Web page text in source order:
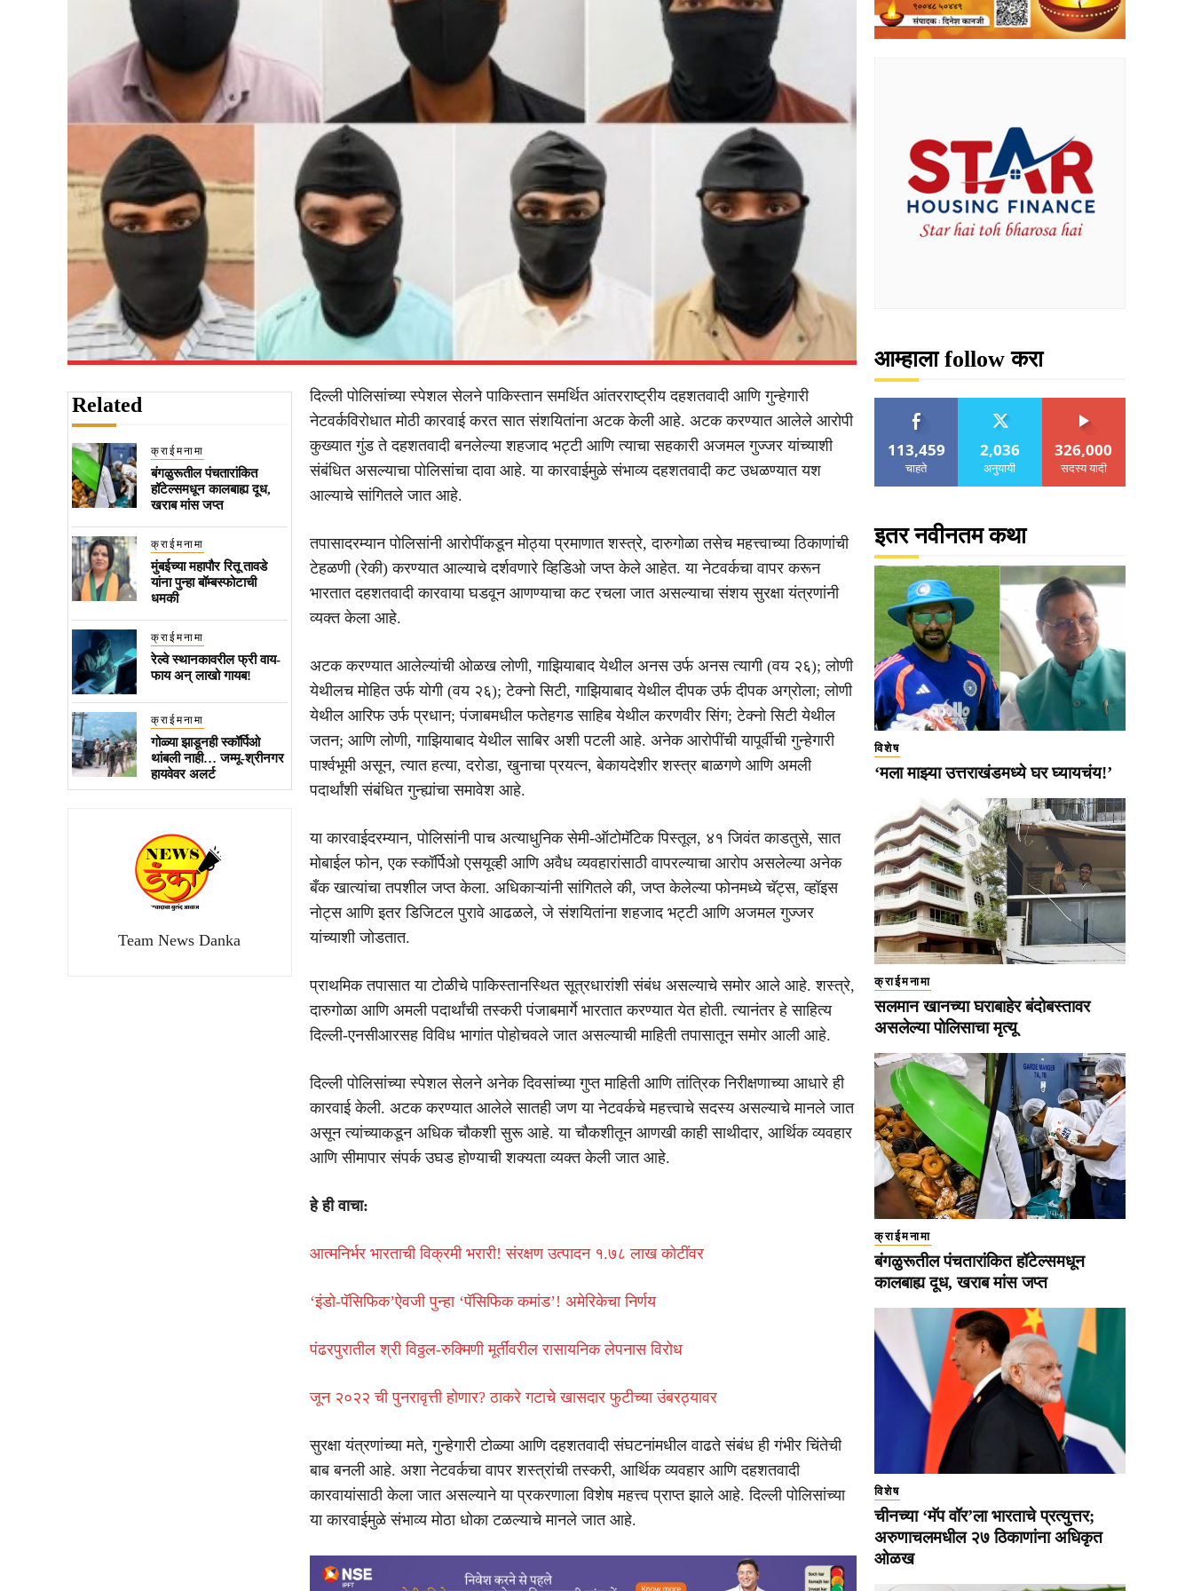
Related
क्राईमनामा
बंगळुरूतील पंचतारांकित
हॉटेल्समधून कालबाह्य दूध,
खराब मांस जप्त
क्राईमनामा
मुंबईच्या महापौर रितू तावडे
यांना पुन्हा बॉम्बस्फोटाची
धमकी
क्राईमनामा
रेल्वे स्थानकावरील फ्री वाय-
फाय अन् लाखो गायब!
क्राईमनामा
गोळ्या झाडूनही स्कॉर्पिओ
थांबली नाही… जम्मू-श्रीनगर
हायवेवर अलर्ट
Team News Danka
दिल्ली पोलिसांच्या स्पेशल सेलने पाकिस्तान समर्थित आंतरराष्ट्रीय दहशतवादी आणि गुन्हेगारी
नेटवर्कविरोधात मोठी कारवाई करत सात संशयितांना अटक केली आहे. अटक करण्यात आलेले आरोपी
कुख्यात गुंड ते दहशतवादी बनलेल्या शहजाद भट्टी आणि त्याचा सहकारी अजमल गुज्जर यांच्याशी
संबंधित असल्याचा पोलिसांचा दावा आहे. या कारवाईमुळे संभाव्य दहशतवादी कट उधळण्यात यश
आल्याचे सांगितले जात आहे.
तपासादरम्यान पोलिसांनी आरोपींकडून मोठ्या प्रमाणात शस्त्रे, दारुगोळा तसेच महत्त्वाच्या ठिकाणांची
टेहळणी (रेकी) करण्यात आल्याचे दर्शवणारे व्हिडिओ जप्त केले आहेत. या नेटवर्कचा वापर करून
भारतात दहशतवादी कारवाया घडवून आणण्याचा कट रचला जात असल्याचा संशय सुरक्षा यंत्रणांनी
व्यक्त केला आहे.
अटक करण्यात आलेल्यांची ओळख लोणी, गाझियाबाद येथील अनस उर्फ अनस त्यागी (वय २६); लोणी
येथीलच मोहित उर्फ योगी (वय २६); टेक्नो सिटी, गाझियाबाद येथील दीपक उर्फ दीपक अग्रोला; लोणी
येथील आरिफ उर्फ प्रधान; पंजाबमधील फतेहगड साहिब येथील करणवीर सिंग; टेक्नो सिटी येथील
जतन; आणि लोणी, गाझियाबाद येथील साबिर अशी पटली आहे. अनेक आरोपींची यापूर्वीची गुन्हेगारी
पार्श्वभूमी असून, त्यात हत्या, दरोडा, खुनाचा प्रयत्न, बेकायदेशीर शस्त्र बाळगणे आणि अमली
पदार्थांशी संबंधित गुन्ह्यांचा समावेश आहे.
या कारवाईदरम्यान, पोलिसांनी पाच अत्याधुनिक सेमी-ऑटोमॅटिक पिस्तूल, ४१ जिवंत काडतुसे, सात
मोबाईल फोन, एक स्कॉर्पिओ एसयूव्ही आणि अवैध व्यवहारांसाठी वापरल्याचा आरोप असलेल्या अनेक
बँक खात्यांचा तपशील जप्त केला. अधिकाऱ्यांनी सांगितले की, जप्त केलेल्या फोनमध्ये चॅट्स, व्हॉइस
नोट्स आणि इतर डिजिटल पुरावे आढळले, जे संशयितांना शहजाद भट्टी आणि अजमल गुज्जर
यांच्याशी जोडतात.
प्राथमिक तपासात या टोळीचे पाकिस्तानस्थित सूत्रधारांशी संबंध असल्याचे समोर आले आहे. शस्त्रे,
दारुगोळा आणि अमली पदार्थांची तस्करी पंजाबमार्गे भारतात करण्यात येत होती. त्यानंतर हे साहित्य
दिल्ली-एनसीआरसह विविध भागांत पोहोचवले जात असल्याची माहिती तपासातून समोर आली आहे.
दिल्ली पोलिसांच्या स्पेशल सेलने अनेक दिवसांच्या गुप्त माहिती आणि तांत्रिक निरीक्षणाच्या आधारे ही
कारवाई केली. अटक करण्यात आलेले सातही जण या नेटवर्कचे महत्त्वाचे सदस्य असल्याचे मानले जात
असून त्यांच्याकडून अधिक चौकशी सुरू आहे. या चौकशीतून आणखी काही साथीदार, आर्थिक व्यवहार
आणि सीमापार संपर्क उघड होण्याची शक्यता व्यक्त केली जात आहे.
हे ही वाचा:
आत्मनिर्भर भारताची विक्रमी भरारी! संरक्षण उत्पादन १.७८ लाख कोटींवर
‘इंडो-पॅसिफिक’ऐवजी पुन्हा ‘पॅसिफिक कमांड’! अमेरिकेचा निर्णय
पंढरपुरातील श्री विठ्ठल-रुक्मिणी मूर्तींवरील रासायनिक लेपनास विरोध
जून २०२२ ची पुनरावृत्ती होणार? ठाकरे गटाचे खासदार फुटीच्या उंबरठ्यावर
सुरक्षा यंत्रणांच्या मते, गुन्हेगारी टोळ्या आणि दहशतवादी संघटनांमधील वाढते संबंध ही गंभीर चिंतेची
बाब बनली आहे. अशा नेटवर्कचा वापर शस्त्रांची तस्करी, आर्थिक व्यवहार आणि दहशतवादी
कारवायांसाठी केला जात असल्याने या प्रकरणाला विशेष महत्त्व प्राप्त झाले आहे. दिल्ली पोलिसांच्या
या कारवाईमुळे संभाव्य मोठा धोका टळल्याचे मानले जात आहे.
आम्हाला follow करा
113,459
चाहते
2,036
अनुयायी
326,000
सदस्य यादी
इतर नवीनतम कथा
विशेष
‘मला माझ्या उत्तराखंडमध्ये घर घ्यायचंय!’
क्राईमनामा
सलमान खानच्या घराबाहेर बंदोबस्तावर
असलेल्या पोलिसाचा मृत्यू
क्राईमनामा
बंगळुरूतील पंचतारांकित हॉटेल्समधून
कालबाह्य दूध, खराब मांस जप्त
विशेष
चीनच्या ‘मॅप वॉर’ला भारताचे प्रत्युत्तर;
अरुणाचलमधील २७ ठिकाणांना अधिकृत
ओळख